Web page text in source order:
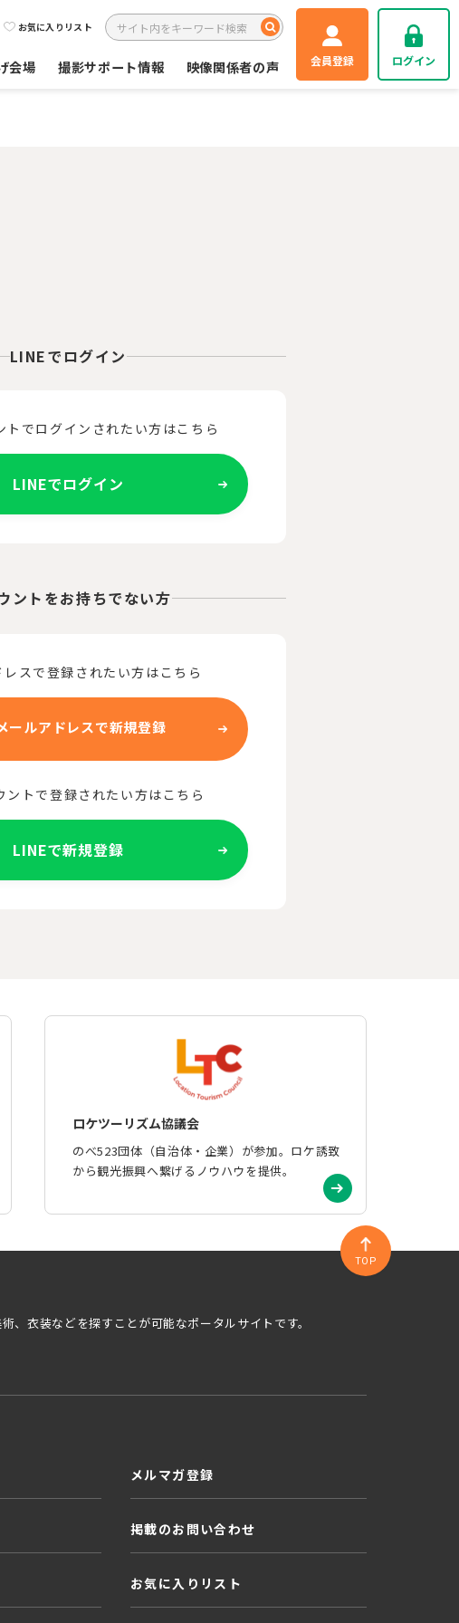
お気に入りリスト
会場 撮影サポート情報 映像関係者の声 会員登録 ログイン
LINEでログイン
トでログインされたい方はこちら
LINEでログイン
ントをお持ちでない方
スで登録されたい方はこちら
ールアドレスで新規登録
ントで登録されたい方はこちら
LINEで新規登録
ロケツーリズム協議会
のべ523団体（自治体・企業）が参加。ロケ誘致
から観光振興へ繋げるノウハウを提供。
TOP
衣装などを探すことが可能なポータルサイトです。
メルマガ登録
掲載のお問い合わせ
お気に入りリスト